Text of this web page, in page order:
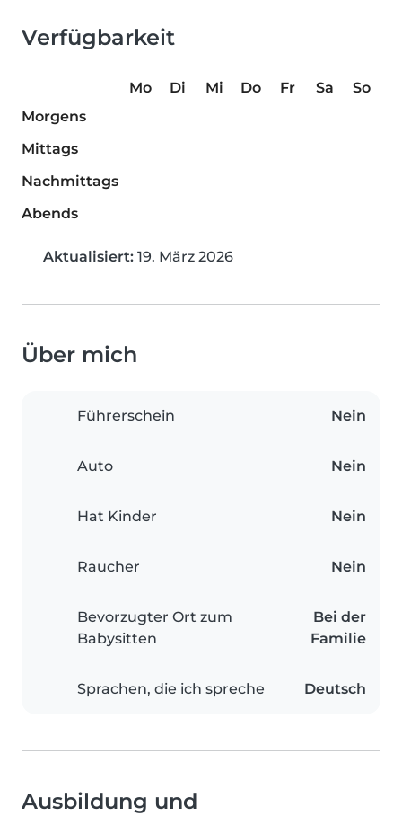
Verfügbarkeit
Mo Di Mi Do Fr Sa
So
Morgens
Mittags
Nachmittags
Abends
Aktualisiert: 19. März 2026
Über mich
Führerschein Nein
Auto Nein
Hat Kinder Nein
Raucher Nein
Bevorzugter Ort zum
Babysitten
Bei der
Familie
Sprachen, die ich spreche Deutsch
Ausbildung und